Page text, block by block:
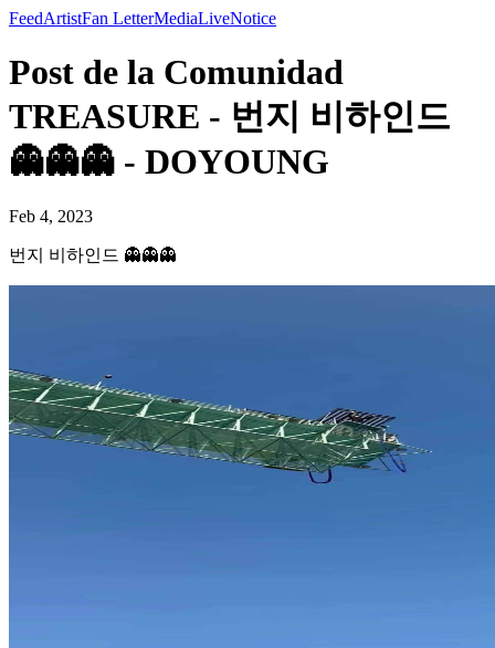
FeedArtistFan LetterMediaLiveNotice
Post de la Comunidad
TREASURE - 번지 비하인드
👻👻👻 - DOYOUNG
Feb 4, 2023
번지 비하인드 👻👻👻